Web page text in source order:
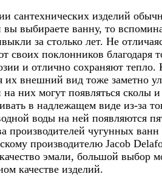
сантехнических изделий
выбираете ванну, то
за столько лет. Не
своих поклонников благодаря
и отлично сохраняют тепло.
их внешний вид тоже заметно
на них могут появляться
в надлежащем виде из-за
воды на ней появляются
производителей чугунных
производителю Jacob
эмали, большой выбор
качестве изделий.